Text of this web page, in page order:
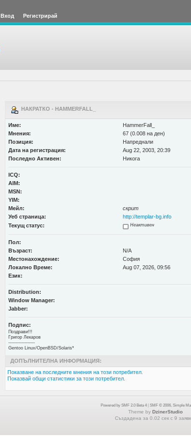
Вход Регистрирай
НАКРАТКО - HAMMERFALL_
Име:
HammerFall_
Мнения:
67 (0.008 на ден)
Позиция:
Напреднали
Дата на регистрация:
Aug 22, 2003, 20:39
Последно Активен:
Никога
ICQ:
AIM:
MSN:
YIM:
Мейл:
скрит
Уеб страница:
http://templar-bg.info
Текущ статус:
Неактивен
Пол:
Възраст:
N/A
Местонахождение:
София
Локално Време:
Aug 07, 2026, 09:56
Език:
Distribution:
Window Manager:
Jabber:
Подпис:
Поздрави!!!
Григор Лекаров
------------------
Gentoo Linux/OpenBSD/Solaris*
ДОПЪЛНИТЕЛНА ИНФОРМАЦИЯ:
Показване на последните мнения на този потребител.
Показвай общи статистики за този потребител.
Powered by SMF 2.0 Beta 4 SMF © 2006, Simple
Theme by DzinerStudio
Създадена за 0.02 сек с 9